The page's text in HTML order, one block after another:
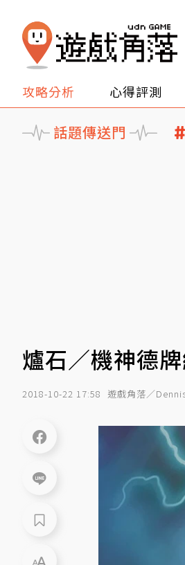
攻略分析 心得評測
話題傳送門
爐石／機神德
2018-10-22 17:58 遊戲角落／